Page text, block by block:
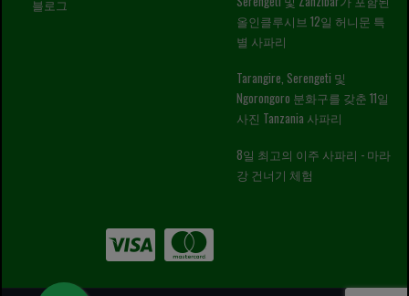
블로그
올인클루시브 12일 허니문 특
별 사파리
Tarangire, Serengeti 및
Ngorongoro 분화구를 갖춘 11일
사진 Tanzania 사파리
8일 최고의 이주 사파리 - 마라
강 건너기 체험